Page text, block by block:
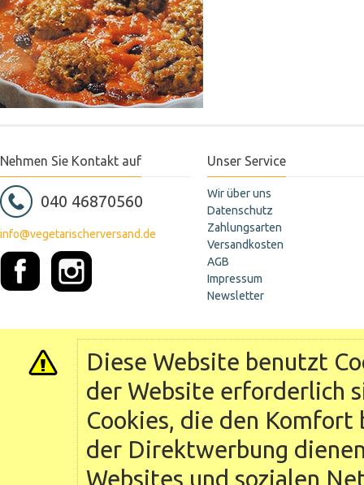
Nehmen Sie Kontakt auf
040 46870560
info@vegetarischerversand.de
Unser Service
Wir über uns
Datenschutz
Zahlungsarten
Versandkosten
AGB
Impressum
Newsletter
Diese Website benutzt
der Website erforderlich
Cookies, die den
der Direktwerbung
Websites und sozialen